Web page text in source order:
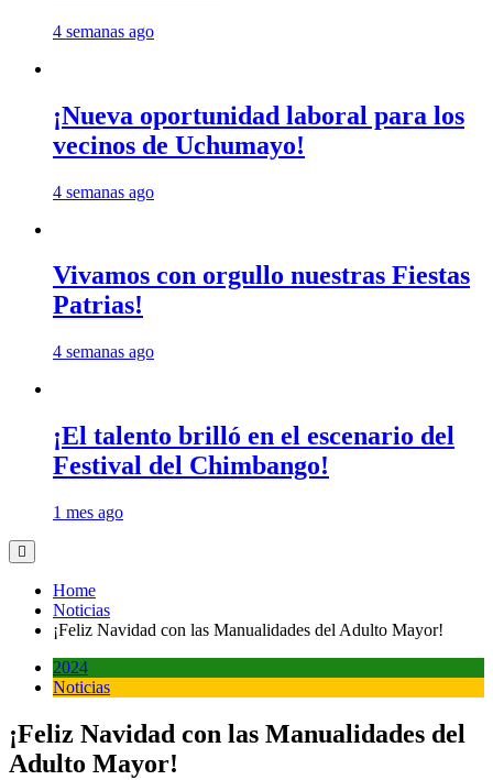
4 semanas ago
¡Nueva oportunidad laboral para los
vecinos de Uchumayo!
4 semanas ago
Vivamos con orgullo nuestras Fiestas
Patrias!
4 semanas ago
¡El talento brilló en el escenario del
Festival del Chimbango!
1 mes ago
Home
Noticias
¡Feliz Navidad con las Manualidades del Adulto Mayor!
2024
Noticias
¡Feliz Navidad con las Manualidades del
Adulto Mayor!